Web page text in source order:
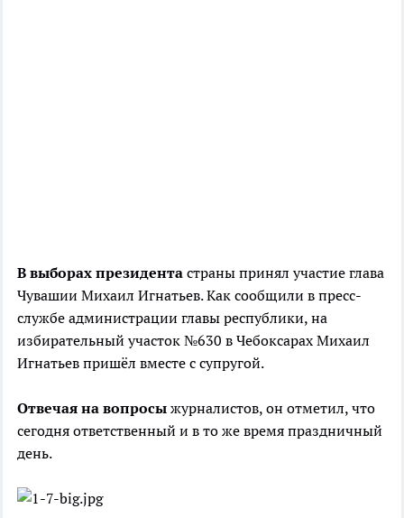
В выборах президента страны принял участие глава
Чувашии Михаил Игнатьев. Как сообщили в пресс-
службе администрации главы республики, на
избирательный участок №630 в Чебоксарах Михаил
Игнатьев пришёл вместе с супругой.
Отвечая на вопросы журналистов, он отметил, что
сегодня ответственный и в то же время праздничный
день.